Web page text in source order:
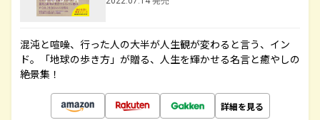
混沌と喧噪、行った人の大半が人生観が変わると言う、イン
ド。「地球の歩き方」が贈る、人生を輝かせる名言と癒やしの
絶景集！
詳細を見る